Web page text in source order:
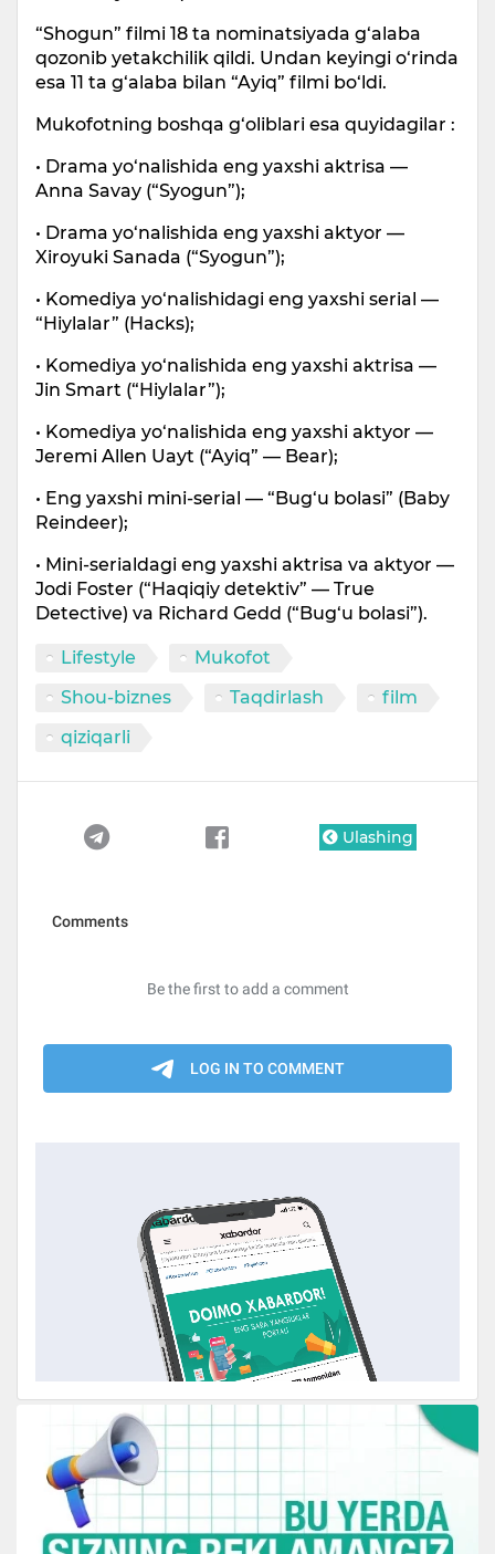
“Shogun” filmi 18 ta nominatsiyada g‘alaba
qozonib yetakchilik qildi. Undan keyingi o‘rinda
esa 11 ta g‘alaba bilan “Ayiq” filmi bo‘ldi.
Mukofotning boshqa g‘oliblari esa quyidagilar :
• Drama yo‘nalishida eng yaxshi aktrisa —
Anna Savay (“Syogun”);
• Drama yo‘nalishida eng yaxshi aktyor —
Xiroyuki Sanada (“Syogun”);
• Komediya yo‘nalishidagi eng yaxshi serial —
“Hiylalar” (Hacks);
• Komediya yo‘nalishida eng yaxshi aktrisa —
Jin Smart (“Hiylalar”);
• Komediya yo‘nalishida eng yaxshi aktyor —
Jeremi Allen Uayt (“Ayiq” — Bear);
• Eng yaxshi mini-serial — “Bug‘u bolasi” (Baby
Reindeer);
• Mini-serialdagi eng yaxshi aktrisa va aktyor —
Jodi Foster (“Haqiqiy detektiv” — True
Detective) va Richard Gedd (“Bug‘u bolasi”).
Lifestyle
Mukofot
Shou-biznes
Taqdirlash
film
qiziqarli
Ulashing